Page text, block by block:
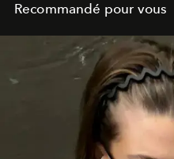
Recommandé pour vous